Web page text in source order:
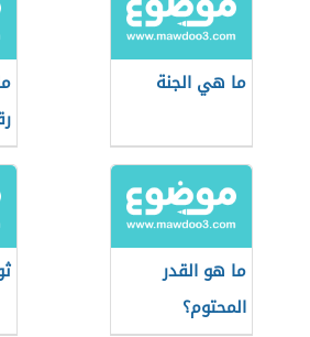
ما هي الجنة
ما هو القدر
المحتوم؟